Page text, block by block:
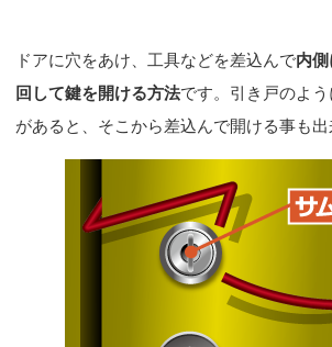
ドアに穴をあけ、工具などを差込んで内側
回して鍵を開ける方法です。引き戸のよ
があると、そこから差込んで開ける事も出